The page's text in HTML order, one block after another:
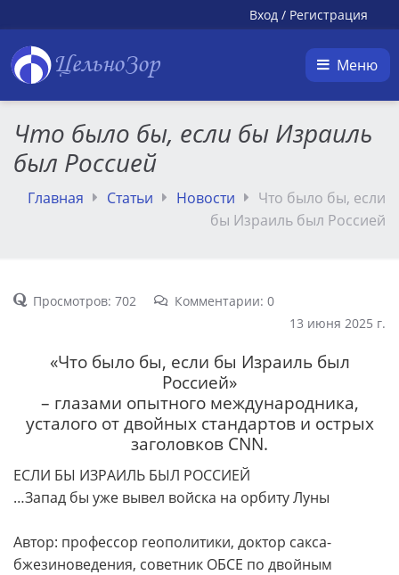
Вход / Регистрация
ЦельноЗор Меню
Что было бы, если бы Израиль
был Россией
Главная Статьи Новости
Что было бы, если
бы Израиль был Россией
Просмотров: 702
Комментарии: 0
13 июня 2025 г.
«Что было бы, если бы Израиль был
Россией»
– глазами опытного международника,
усталого от двойных стандартов и острых
заголовков CNN.
ЕСЛИ БЫ ИЗРАИЛЬ БЫЛ РОССИЕЙ
…Запад бы уже вывел войска на орбиту Луны
Автор: профессор геополитики, доктор сакса-
бжезиноведения, советник ОБСЕ по двойным